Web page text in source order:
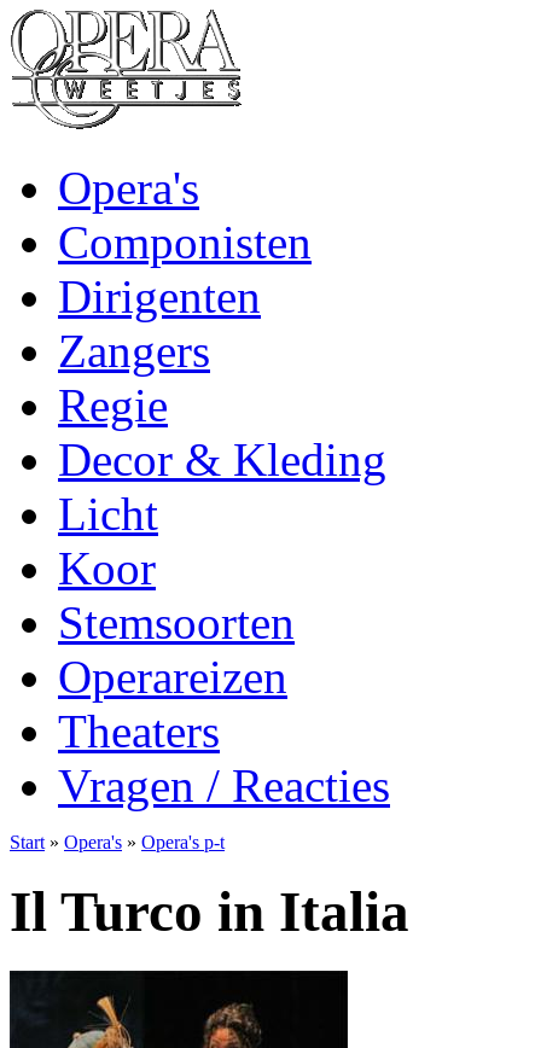
Opera's
Componisten
Dirigenten
Zangers
Regie
Decor & Kleding
Licht
Koor
Stemsoorten
Operareizen
Theaters
Vragen / Reacties
Start » Opera's » Opera's p-t
Il Turco in Italia